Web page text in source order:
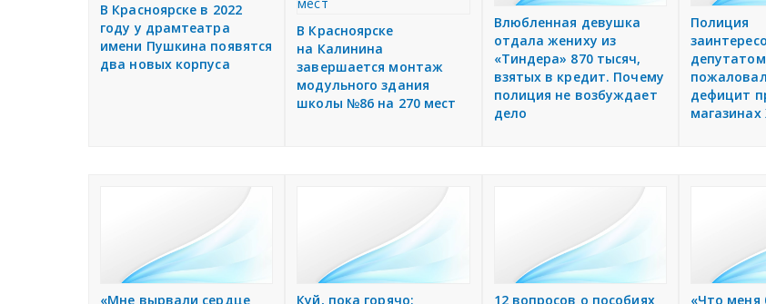
В Красноярске в 2022
году у драмтеатра
имени Пушкина появятся
два новых корпуса
В Красноярске
на Калинина
завершается монтаж
модульного здания
школы №86 на 270 мест
Влюбленная девушка
отдала жениху из
«Тиндера» 870 тысяч,
взятых в кредит. Почему
полиция не возбуждает
дело
Полиция
дефицит
магазинах
«Мне вырвали сердце
Куй, пока горячо:
12 вопросов о пособиях
«Что меня